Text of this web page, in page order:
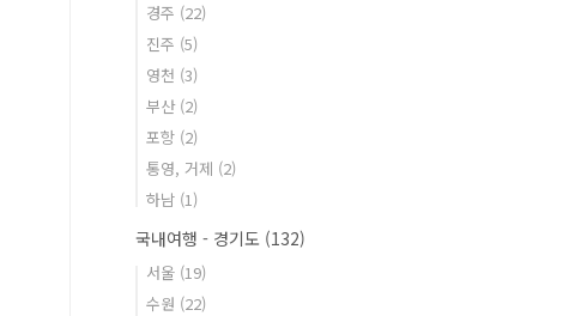
경주 (22)
진주 (5)
영천 (3)
부산 (2)
포항 (2)
통영, 거제 (2)
하남 (1)
국내여행 - 경기도 (132)
서울 (19)
수원 (22)